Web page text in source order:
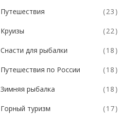
Путешествия (23)
Круизы (22)
Снасти для рыбалки (18)
Путешествия по России (18)
Зимняя рыбалка (18)
Горный туризм (17)